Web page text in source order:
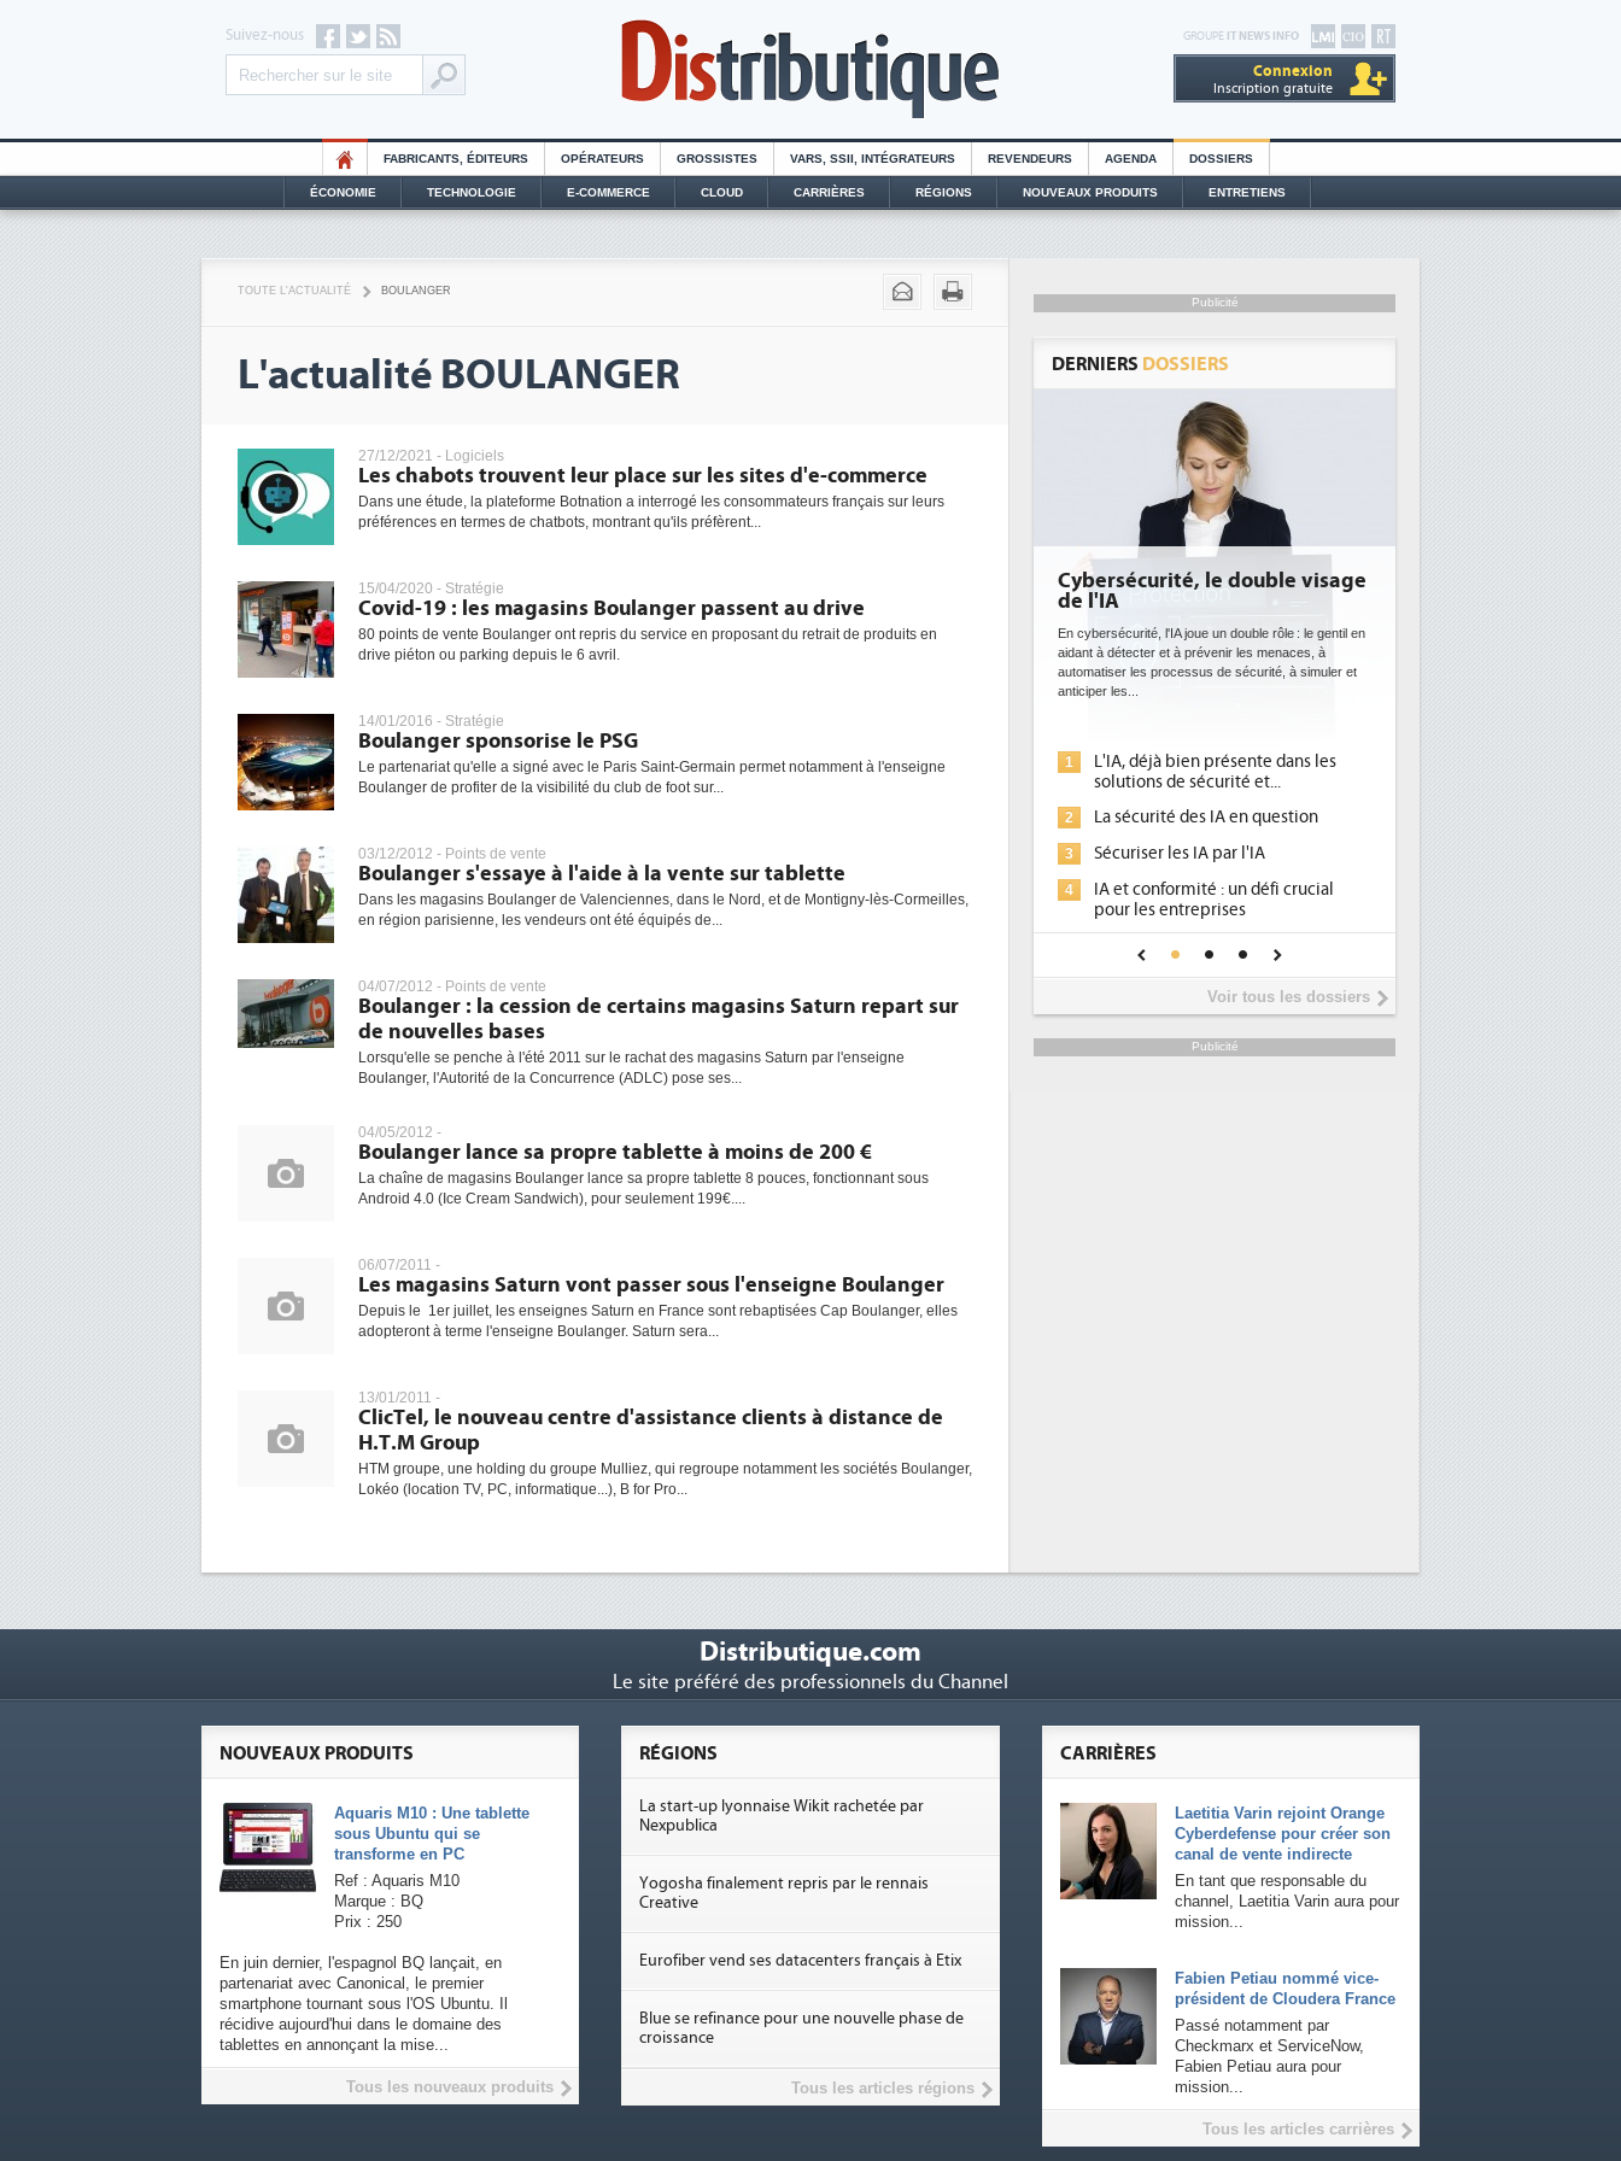
GROUPE IT NEWS INFO
Connexion
Inscription gratuite
Suivez-nous
FABRICANTS, ÉDITEURS OPÉRATEURS GROSSISTES VARS, SSII, INTÉGRATEURS REVENDEURS AGENDA DOSSIERS
ÉCONOMIE TECHNOLOGIE E-COMMERCE CLOUD CARRIÈRES RÉGIONS NOUVEAUX PRODUITS ENTRETIENS
TOUTE L'ACTUALITÉ BOULANGER
L'actualité BOULANGER
27/12/2021 - Logiciels
Les chabots trouvent leur place sur les sites d'e-commerce
Dans une étude, la plateforme Botnation a interrogé les consommateurs français sur leurs
préférences en termes de chatbots, montrant qu'ils préfèrent...
15/04/2020 - Stratégie
Covid-19 : les magasins Boulanger passent au drive
80 points de vente Boulanger ont repris du service en proposant du retrait de produits en
drive piéton ou parking depuis le 6 avril.
14/01/2016 - Stratégie
Boulanger sponsorise le PSG
Le partenariat qu'elle a signé avec le Paris Saint-Germain permet notamment à l'enseigne
Boulanger de profiter de la visibilité du club de foot sur...
03/12/2012 - Points de vente
Boulanger s'essaye à l'aide à la vente sur tablette
Dans les magasins Boulanger de Valenciennes, dans le Nord, et de Montigny-lès-Cormeilles,
en région parisienne, les vendeurs ont été équipés de...
04/07/2012 - Points de vente
Boulanger : la cession de certains magasins Saturn repart sur
de nouvelles bases
Lorsqu'elle se penche à l'été 2011 sur le rachat des magasins Saturn par l'enseigne
Boulanger, l'Autorité de la Concurrence (ADLC) pose ses...
04/05/2012 -
Boulanger lance sa propre tablette à moins de 200 €
La chaîne de magasins Boulanger lance sa propre tablette 8 pouces, fonctionnant sous
Android 4.0 (Ice Cream Sandwich), pour seulement 199€....
06/07/2011 -
Les magasins Saturn vont passer sous l'enseigne Boulanger
Depuis le 1er juillet, les enseignes Saturn en France sont rebaptisées Cap Boulanger, elles
adopteront à terme l'enseigne Boulanger. Saturn sera...
13/01/2011 -
ClicTel, le nouveau centre d'assistance clients à distance de
H.T.M Group
HTM groupe, une holding du groupe Mulliez, qui regroupe notamment les sociétés Boulanger,
Lokéo (location TV, PC, informatique...), B for Pro...
Publicité
DERNIERS DOSSIERS
Cybersécurité, le double visage
de l'IA
En cybersécurité, l'IA joue un double rôle : le gentil en
aidant à détecter et à prévenir les menaces, à
automatiser les processus de sécurité, à simuler et
anticiper les...
1
L'IA, déjà bien présente dans les
solutions de sécurité et...
2 La sécurité des IA en question
3 Sécuriser les IA par l'IA
4
IA et conformité : un défi crucial
pour les entreprises
Une IA de confiance pour une IA
plus sûre ?
Voir tous les dossiers
Publicité
Distributique.com
Le site préféré des professionnels du Channel
CARRIÈRES
Laetitia Varin rejoint Orange
Cyberdefense pour créer son
canal de vente indirecte
En tant que responsable du
channel, Laetitia Varin aura pour
mission...
Fabien Petiau nommé vice-
président de Cloudera France
Passé notamment par
Checkmarx et ServiceNow,
Fabien Petiau aura pour
mission...
Tous les articles carrières
NOUVEAUX PRODUITS
Aquaris M10 : Une tablette
sous Ubuntu qui se
transforme en PC
Ref : Aquaris M10
Marque : BQ
Prix : 250
En juin dernier, l'espagnol BQ lançait, en
partenariat avec Canonical, le premier
smartphone tournant sous l'OS Ubuntu. Il
récidive aujourd'hui dans le domaine des
tablettes en annonçant la mise...
Tous les nouveaux produits
RÉGIONS
La start-up lyonnaise Wikit rachetée par
Nexpublica
Yogosha finalement repris par le rennais
Creative
Eurofiber vend ses datacenters français à Etix
Blue se refinance pour une nouvelle phase de
croissance
Tous les articles régions